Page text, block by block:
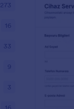
273
16
33
9
3